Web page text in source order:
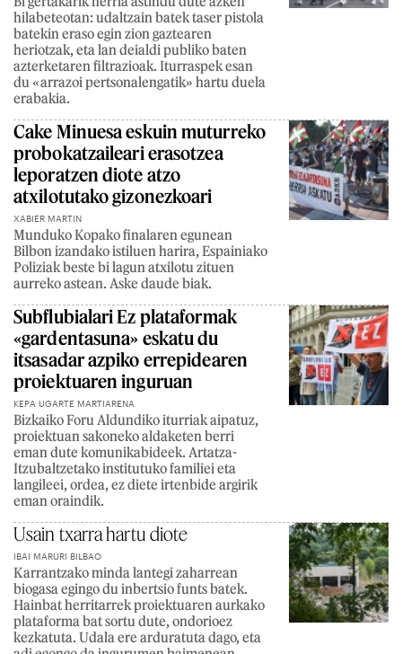
hilabeteotan: udaltzain batek taser pistola
batekin eraso egin zion gaztearen
heriotzak, eta lan deialdi publiko baten
azterketaren filtrazioak. Iturraspek esan
du «arrazoi pertsonalengatik» hartu duela
erabakia.
Cake Minuesa eskuin muturreko
probokatzaileari erasotzea
leporatzen diote atzo
atxilotutako gizonezkoari
XABIER MARTIN
Munduko Kopako finalaren egunean
Bilbon izandako istiluen harira, Espainiako
Poliziak beste bi lagun atxilotu zituen
aurreko astean. Aske daude biak.
Subflubialari Ez plataformak
«gardentasuna» eskatu du
itsasadar azpiko errepidearen
proiektuaren inguruan
KEPA UGARTE MARTIARENA
Bizkaiko Foru Aldundiko iturriak aipatuz,
proiektuan sakoneko aldaketen berri
eman dute komunikabideek. Artatza-
Itzubaltzetako institutuko familiei eta
langileei, ordea, ez diete irtenbide argirik
eman oraindik.
Usain txarra hartu diote
IBAI MARURI BILBAO
Karrantzako minda lantegi zaharrean
biogasa egingo du inbertsio funts batek.
Hainbat herritarrek proiektuaren aurkako
plataforma bat sortu dute, ondorioez
kezkatuta. Udala ere arduratuta dago, eta